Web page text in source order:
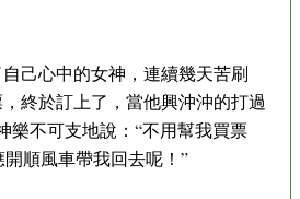
己心中的女神，連續幾天苦刷
終於訂上了，當他興沖沖的打過
樂不可支地說：“不用幫我買票
順風車帶我回去呢！”